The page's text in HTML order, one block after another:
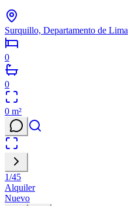
Surquillo, Departamento de Lima
0
0
0 m²
1/45
Alquiler
Nuevo